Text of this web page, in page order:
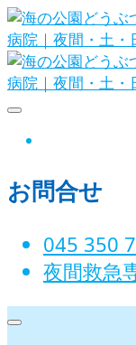
Skip
to
content
日
お問合せ
045 350
夜間救急